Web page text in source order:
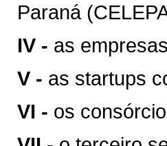
Paraná
IV - as
V - as startups
VI - os